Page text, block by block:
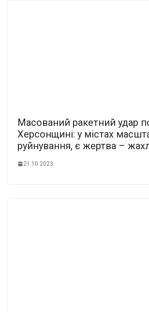
Масований ракетний удар
Херсонщині: у містах
руйнування, є жертва –
21.10.2023